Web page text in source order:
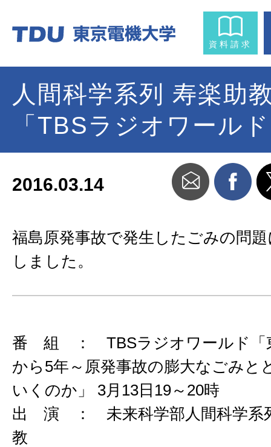
資料請求
人間科学系列 寿楽助
「TBSラジオワール
2016.03.14
福島原発事故で発生したごみの問
しました。
番 組 ： TBSラジオワールド「
から5年～原発事故の膨大なごみと
いくのか」 3月13日19～20時
出 演 ： 未来科学部人間科学系
教